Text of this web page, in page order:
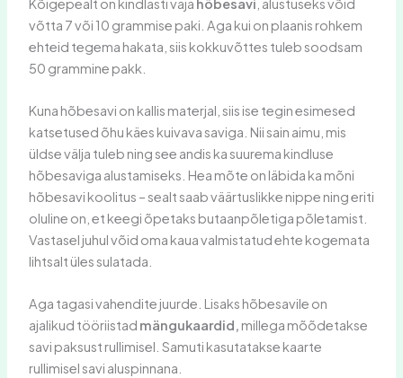
Kõigepealt on kindlasti vaja hõbesavi , alustuseks võid
võtta 7 või 10 grammise paki. Aga kui on plaanis rohkem
ehteid tegema hakata, siis kokkuvõttes tuleb soodsam
50 grammine pakk.
Kuna hõbesavi on kallis materjal, siis ise tegin esimesed
katsetused õhu käes kuivava saviga. Nii sain aimu, mis
üldse välja tuleb ning see andis ka suurema kindluse
hõbesaviga alustamiseks. Hea mõte on läbida ka mõni
hõbesavi koolitus – sealt saab väärtuslikke nippe ning eriti
oluline on, et keegi õpetaks butaanpõletiga põletamist.
Vastasel juhul võid oma kaua valmistatud ehte kogemata
lihtsalt üles sulatada.
Aga tagasi vahendite juurde. Lisaks hõbesavile on
ajalikud tööriistad mängukaardid, millega mõõdetakse
savi paksust rullimisel. Samuti kasutatakse kaarte
rullimisel savi aluspinnana.